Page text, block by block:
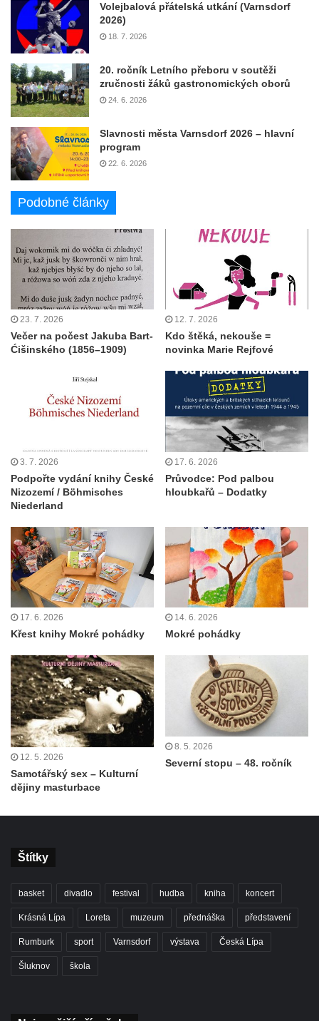
Volejbalová přátelská utkání (Varnsdorf
2026)
18. 7. 2026
20. ročník Letního přeboru v soutěži
zručnosti žáků gastronomických oborů
24. 6. 2026
Slavnosti města Varnsdorf 2026 – hlavní
program
22. 6. 2026
Podobné články
23. 7. 2026
Večer na počest Jakuba Bart-
Ćišinského (1856–1909)
12. 7. 2026
Kdo štěká, nekouše =
novinka Marie Rejfové
3. 7. 2026
Podpořte vydání knihy České
Nizozemí / Böhmisches
Niederland
17. 6. 2026
Průvodce: Pod palbou
hloubkařů – Dodatky
17. 6. 2026
Křest knihy Mokré pohádky
14. 6. 2026
Mokré pohádky
12. 5. 2026
Samotářský sex – Kulturní
dějiny masturbace
8. 5. 2026
Severní stopu – 48. ročník
Štítky
basket divadlo festival hudba kniha koncert
Krásná Lípa Loreta muzeum přednáška představení
Rumburk sport Varnsdorf výstava Česká Lípa
Šluknov škola